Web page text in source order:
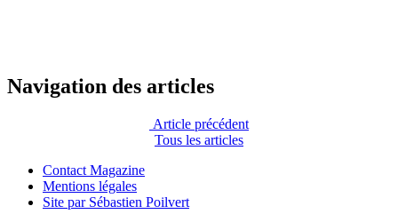
Navigation des articles
Article précédent
Tous les articles
Contact Magazine
Mentions légales
Site par Sébastien Poilvert